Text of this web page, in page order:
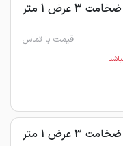
ورق اسیدشویی ضخامت 3 عرض 1 متر
قیمت با تماس
ورق اسیدشویی ضخامت 3 عرض 1 متر